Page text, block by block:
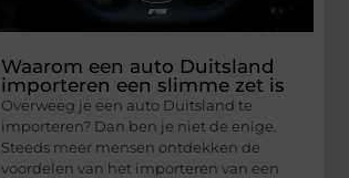
Waarom een auto Duitsland
importeren een slimme zet is
Overweeg je een auto Duitsland te
importeren? Dan ben je niet de enige.
Steeds meer mensen ontdekken de
voordelen van het importeren van een